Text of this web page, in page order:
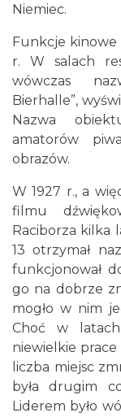
Niemiec.
Funkcje kinowe
r. W salach
wówczas
Bierhalle”,
Nazwa
amatorów
obrazów.
W 1927 r., a
filmu
Raciborza kilka
13 otrzymał
funkcjonował
go na dobrze
mogło w nim
Choć w
niewielkie
liczba miejsc
była drugim
Liderem było